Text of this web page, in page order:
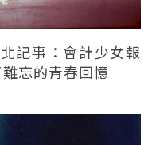
記事：會計少女報
忘的青春回憶